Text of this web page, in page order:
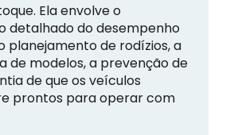
Ela envolve o
detalhado do desempenho
planejamento de rodízios, a
de modelos, a prevenção de
de que os veículos
prontos para operar com